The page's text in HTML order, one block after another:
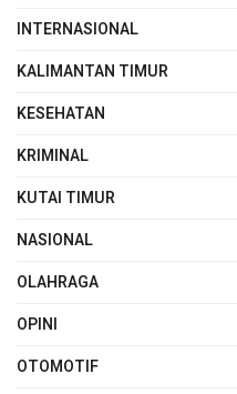
INTERNASIONAL
KALIMANTAN TIMUR
KESEHATAN
KRIMINAL
KUTAI TIMUR
NASIONAL
OLAHRAGA
OPINI
OTOMOTIF